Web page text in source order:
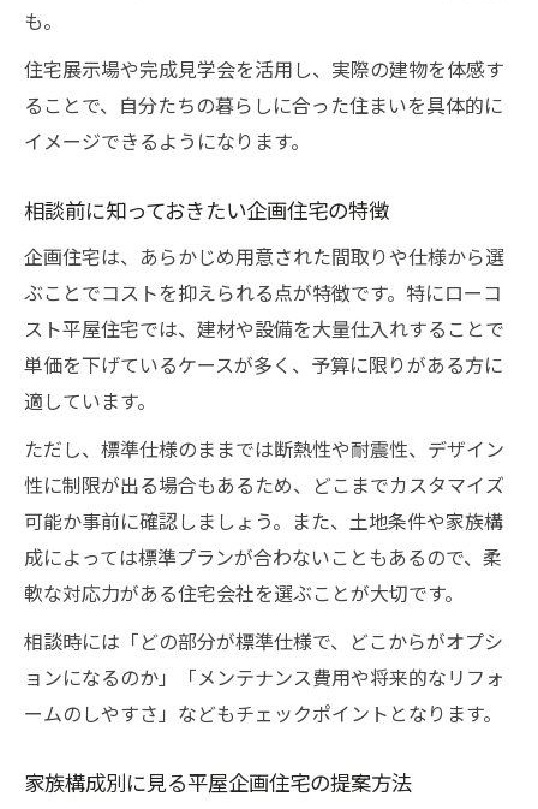
も。
住宅展示場や完成見学会を活用し、実際の建物を体感す
ることで、自分たちの暮らしに合った住まいを具体的に
イメージできるようになります。
相談前に知っておきたい企画住宅の特徴
企画住宅は、あらかじめ用意された間取りや仕様から選
ぶことでコストを抑えられる点が特徴です。特にローコ
スト平屋住宅では、建材や設備を大量仕入れすることで
単価を下げているケースが多く、予算に限りがある方に
適しています。
ただし、標準仕様のままでは断熱性や耐震性、デザイン
性に制限が出る場合もあるため、どこまでカスタマイズ
可能か事前に確認しましょう。また、土地条件や家族構
成によっては標準プランが合わないこともあるので、柔
軟な対応力がある住宅会社を選ぶことが大切です。
相談時には「どの部分が標準仕様で、どこからがオプシ
ョンになるのか」「メンテナンス費用や将来的なリフォ
ームのしやすさ」などもチェックポイントとなります。
家族構成別に見る平屋企画住宅の提案方法